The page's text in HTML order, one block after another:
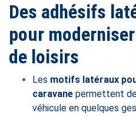
Des adhésifs
pour
de loisirs
Les motifs latéraux
caravane permettent
véhicule en quelques